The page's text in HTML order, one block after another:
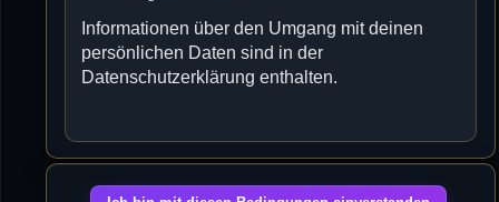
Informationen über den Umgang mit deinen
persönlichen Daten sind in der
Datenschutzerklärung enthalten.